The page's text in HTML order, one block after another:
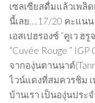
เซลเซียสดื่มแล้วเพลิ
นี้เลย….17/20 คะแนน
เอสเปฮรองซ์ “คูเว ฮ
“Cuvée Rouge ”
จากองุ่นตานนาต์
ไวน์แดงที่สมควรชิม
บ้านเรา เป็นองุ่นประ